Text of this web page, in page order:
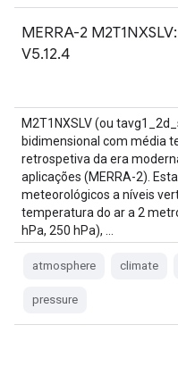
MERRA-2
V5.12.4
M2T1NXSLV (ou
bidimensional com média
retrospetiva da era
aplicações (MERRA-2).
meteorológicos a níveis
temperatura do ar a 2
hPa, 250 hPa), …
atmosphere climate
pressure